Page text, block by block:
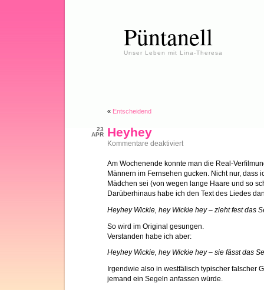
Püntanell
Unser Leben mit Lina-Theresa
« Entscheidend
23
APR
Heyhey
Kommentare deaktiviertfür
Am Wochenende konnte man die Real-
Männern im Fernsehen gucken. Nicht nur, dass
Mädchen sei (von wegen lange Haare und so
Darüberhinaus habe ich den Text des Liedes
Heyhey Wickie, hey Wickie hey – zieht fest das
So wird im Original gesungen.
Verstanden habe ich aber:
Heyhey Wickie, hey Wickie hey – sie fässt das
Irgendwie also in westfälisch typischer falscher
jemand ein Segeln anfassen würde.